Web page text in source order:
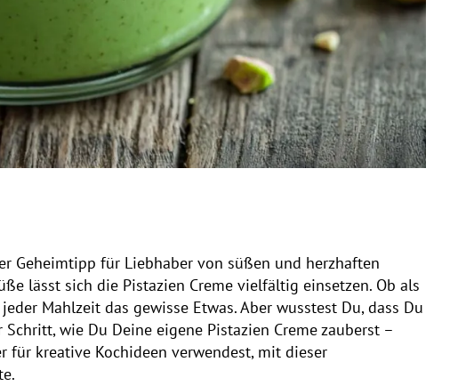
Geheimtipp für Liebhaber von süßen und herzhaften
lässt sich die Pistazien Creme vielfältig einsetzen. Ob als
Mahlzeit das gewisse Etwas. Aber wusstest Du, dass Du
wie Du Deine eigene Pistazien Creme zauberst –
für kreative Kochideen verwendest, mit dieser